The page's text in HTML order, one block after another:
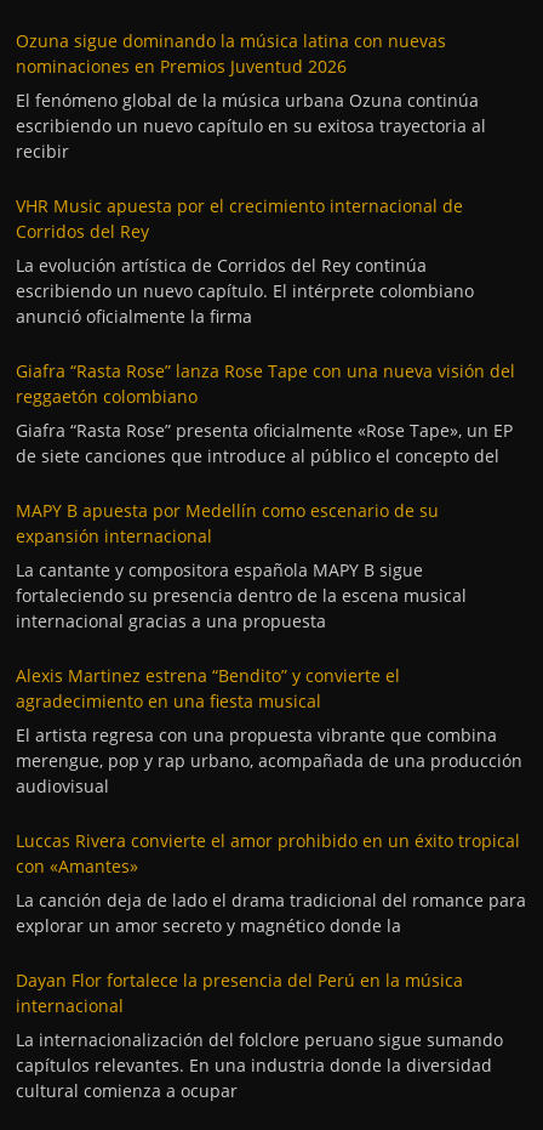
Ozuna sigue dominando la música latina con nuevas
nominaciones en Premios Juventud 2026
El fenómeno global de la música urbana Ozuna continúa
escribiendo un nuevo capítulo en su exitosa trayectoria al
recibir
VHR Music apuesta por el crecimiento internacional de
Corridos del Rey
La evolución artística de Corridos del Rey continúa
escribiendo un nuevo capítulo. El intérprete colombiano
anunció oficialmente la firma
Giafra “Rasta Rose” lanza Rose Tape con una nueva visión del
reggaetón colombiano
Giafra “Rasta Rose” presenta oficialmente «Rose Tape», un EP
de siete canciones que introduce al público el concepto del
MAPY B apuesta por Medellín como escenario de su
expansión internacional
La cantante y compositora española MAPY B sigue
fortaleciendo su presencia dentro de la escena musical
internacional gracias a una propuesta
Alexis Martinez estrena “Bendito” y convierte el
agradecimiento en una fiesta musical
El artista regresa con una propuesta vibrante que combina
merengue, pop y rap urbano, acompañada de una producción
audiovisual
Luccas Rivera convierte el amor prohibido en un éxito tropical
con «Amantes»
La canción deja de lado el drama tradicional del romance para
explorar un amor secreto y magnético donde la
Dayan Flor fortalece la presencia del Perú en la música
internacional
La internacionalización del folclore peruano sigue sumando
capítulos relevantes. En una industria donde la diversidad
cultural comienza a ocupar